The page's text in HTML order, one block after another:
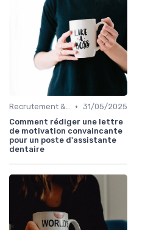
Recrutement & acquisition de talents • 31/05/2025
Comment rédiger une lettre
de motivation convaincante
pour un poste d'assistante
dentaire